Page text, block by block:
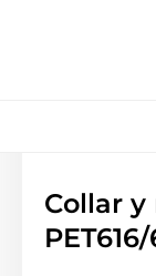
Collar
PET616/